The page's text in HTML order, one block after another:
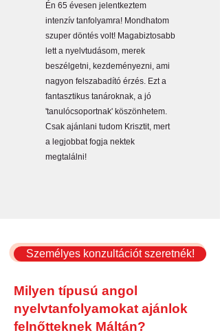
Én 65 évesen jelentkeztem
intenzív tanfolyamra! Mondhatom
szuper döntés volt! Magabiztosabb
lett a nyelvtudásom, merek
beszélgetni, kezdeményezni, ami
nagyon felszabadító érzés. Ezt a
fantasztikus tanároknak, a jó
'tanulócsoportnak' köszönhetem.
Csak ajánlani tudom Krisztit, mert
a legjobbat fogja nektek
megtalálni!
Személyes konzultációt szeretnék!
Milyen típusú angol
nyelvtanfolyamokat ajánlok
felnőtteknek Máltán?